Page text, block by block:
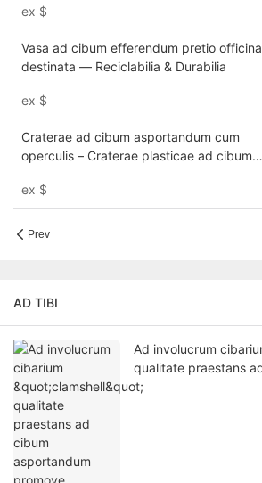
ex $
Vasa ad cibum efferendum pretio
destinata — Reciclabilia & Durabilia
ex $
Craterae ad cibum asportandum cum
operculis – Craterae plasticae ad cibum
magna copia.
ex $
Prev
AD TIBI
Ad involucrum
qualitate praestans
promove.